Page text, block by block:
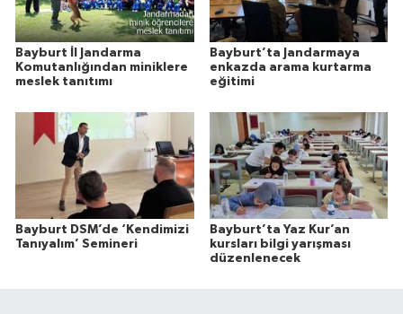
Bayburt İl Jandarma
Komutanlığından miniklere
meslek tanıtımı
Bayburt’ta Jandarmaya
enkazda arama kurtarma
eğitimi
Bayburt DSM’de ‘Kendimizi
Tanıyalım’ Semineri
Bayburt’ta Yaz Kur’an
kursları bilgi yarışması
düzenlenecek